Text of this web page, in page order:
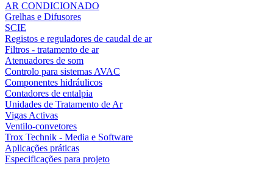
AR CONDICIONADO
Grelhas e Difusores
SCIE
Registos e reguladores de caudal de ar
Filtros - tratamento de ar
Atenuadores de som
Controlo para sistemas AVAC
Componentes hidráulicos
Contadores de entalpia
Unidades de Tratamento de Ar
Vigas Activas
Ventilo-convetores
Trox Technik - Media e Software
Aplicações práticas
Especificações para projeto